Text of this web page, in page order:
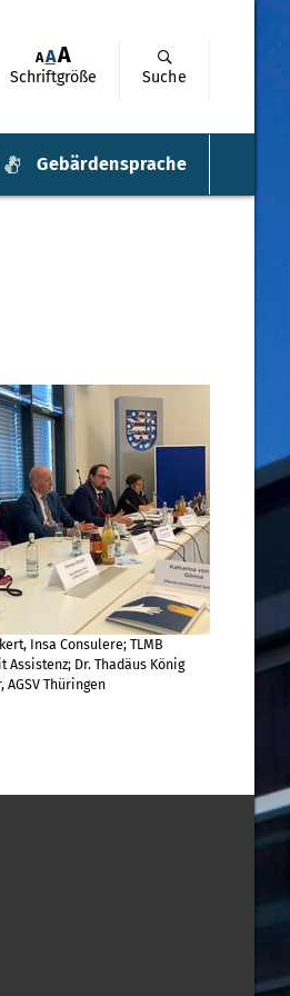
AAA
Schriftgröße Suche
Gebärdensprache
Insa Consulere; TLMB
Assistenz; Dr. Thadäus König
AGSV Thüringen